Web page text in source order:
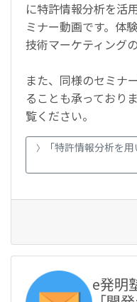
に特許情報分析を活
ミナー動画です。体
技術マーケティング
また、同様のセミナ
ることも承っており
覧ください。
〉
「特許情報分析を
e発明